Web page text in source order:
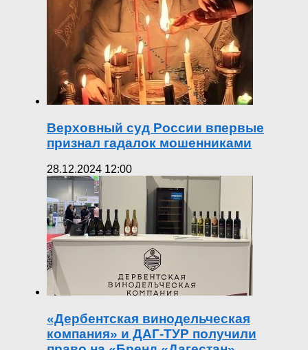
Верховный суд России впервые
признал гадалок мошенниками
28.12.2024 12:00
«Дербентская винодельческая
компания» и ДАГ-ТУР получили